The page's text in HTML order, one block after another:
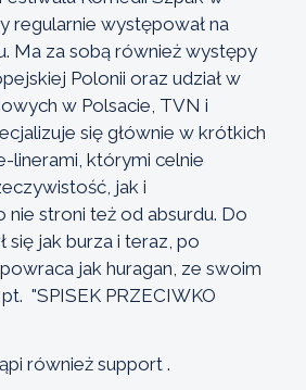
regularnie występował na
Ma za sobą również występy
Polonii oraz udział w
w Polsacie, TVN i
się głównie w krótkich
linerami, którymi celnie
jak i
stroni też od absurdu. Do
się jak burza i teraz, po
jak huragan, ze swoim
"SPISEK PRZECIWKO
również support .